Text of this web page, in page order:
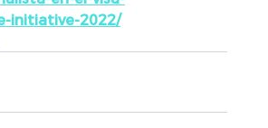
initiative-2022/